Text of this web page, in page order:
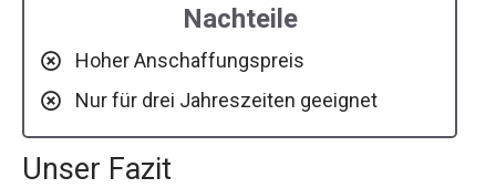
Nachteile
Hoher Anschaffungspreis
Nur für drei Jahreszeiten geeignet
Unser Fazit